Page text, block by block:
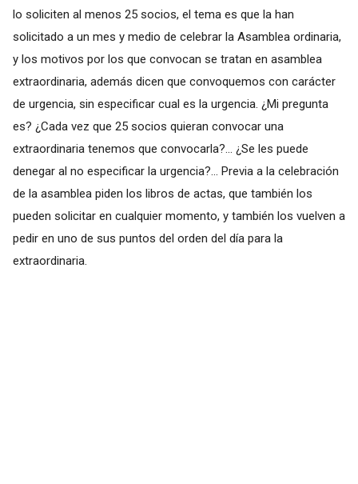
lo soliciten al menos 25 socios, el tema es que la han
solicitado a un mes y medio de celebrar la Asamblea ordinaria,
y los motivos por los que convocan se tratan en asamblea
extraordinaria, además dicen que convoquemos con carácter
de urgencia, sin especificar cual es la urgencia. ¿Mi pregunta
es? ¿Cada vez que 25 socios quieran convocar una
extraordinaria tenemos que convocarla?... ¿Se les puede
denegar al no especificar la urgencia?... Previa a la celebración
de la asamblea piden los libros de actas, que también los
pueden solicitar en cualquier momento, y también los vuelven a
pedir en uno de sus puntos del orden del día para la
extraordinaria.